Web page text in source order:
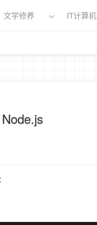
文学修养 IT计算机